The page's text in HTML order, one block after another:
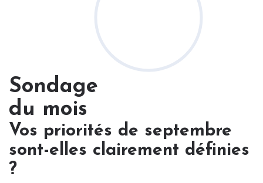
Sondage
du mois
Vos priorités de septembre
sont-elles clairement définies
?